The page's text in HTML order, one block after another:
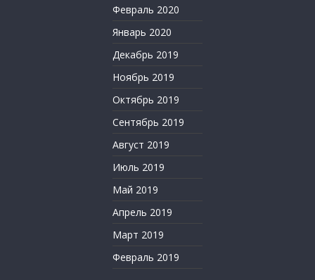
Февраль 2020
Январь 2020
Декабрь 2019
Ноябрь 2019
Октябрь 2019
Сентябрь 2019
Август 2019
Июль 2019
Май 2019
Апрель 2019
Март 2019
Февраль 2019